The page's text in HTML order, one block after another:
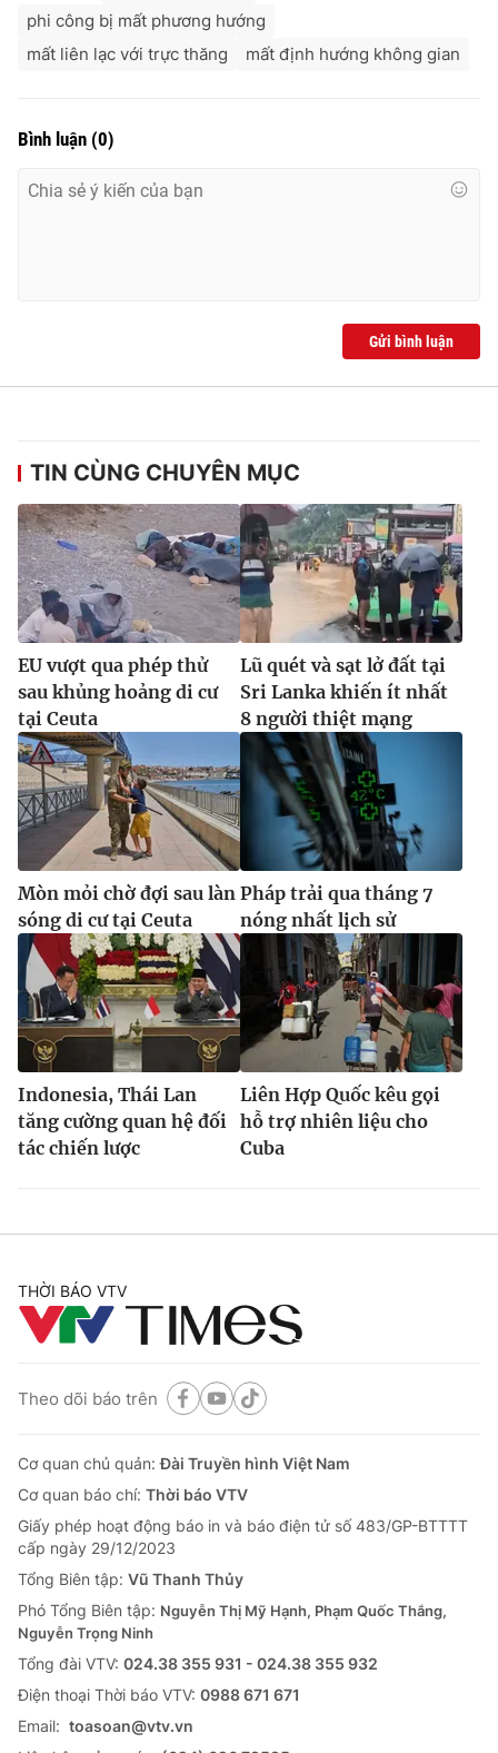
phi công bị mất phương hướng
mất liên lạc với trực thăng
mất định hướng không gian
Bình luận (0)
Gửi bình luận
TIN CÙNG CHUYÊN MỤC
EU vượt qua phép thử
sau khủng hoảng di cư
tại Ceuta
Lũ quét và sạt lở đất tại
Sri Lanka khiến ít nhất
8 người thiệt mạng
Mòn mỏi chờ đợi sau làn
sóng di cư tại Ceuta
Pháp trải qua tháng 7
nóng nhất lịch sử
Indonesia, Thái Lan
tăng cường quan hệ đối
tác chiến lược
Liên Hợp Quốc kêu gọi
hỗ trợ nhiên liệu cho
Cuba
THỜI BÁO VTV
Theo dõi báo trên
Cơ quan chủ quản:Đài Truyền hình Việt Nam
Cơ quan báo chí: Thời báo VTV
Giấy phép hoạt động báo in và báo điện tử số 483/GP-BTTTT
cấp ngày 29/12/2023
Tổng Biên tập: Vũ Thanh Thủy
Phó Tổng Biên tập: Nguyễn Thị Mỹ Hạnh, Phạm Quốc Thắng,
Nguyễn Trọng Ninh
Tổng đài VTV: 024.38 355 931 - 024.38 355 932
Ðiện thoại Thời báo VTV: 0988 671 671
Email: toasoan@vtv.vn